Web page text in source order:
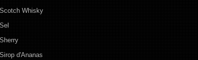
Scotch Whisky
Sel
Sherry
Sirop d'Ananas